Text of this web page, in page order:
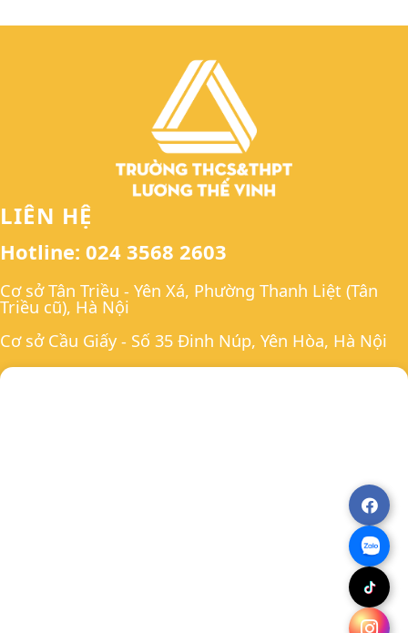
LIÊN HỆ
Hotline: 024 3568 2603
Cơ sở Tân Triều - Yên Xá, Phường Thanh Liệt (Tân
Triều cũ), Hà Nội
Cơ sở Cầu Giấy - Số 35 Đinh Núp, Yên Hòa, Hà Nội